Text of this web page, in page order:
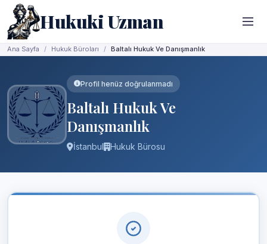
Hukuki Uzman
Ana Sayfa Hukuk Büroları Baltalı Hukuk Ve Danışmanlık
Profil henüz doğrulanmadı
Baltalı Hukuk Ve
Danışmanlık
İstanbul Hukuk Bürosu